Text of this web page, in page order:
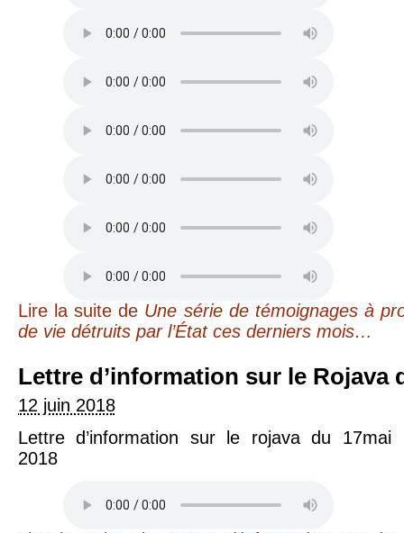
Lire la suitede Une série de témoignages à
de vie détruits par l’État ces derniers mois…
Lettre d’information sur le Rojava
12 juin 2018
Lettre d’information sur le rojava du 17mai
2018